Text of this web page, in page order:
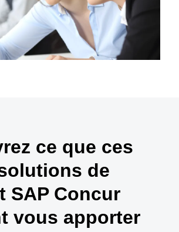
ce que ces
de
SAP Concur
vous apporter